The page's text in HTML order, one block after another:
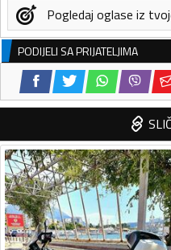
Pogledaj oglase iz
PODIJELI SA PRIJATELJIMA